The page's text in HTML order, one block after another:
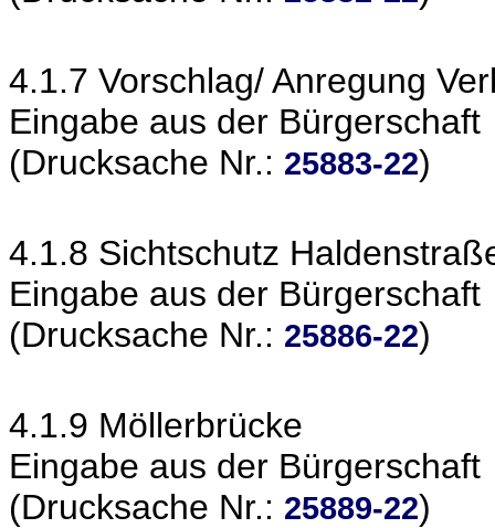
4.1.7 Vorschlag/ Anregung
Eingabe aus der Bürgerschaft
(Drucksache Nr.: 25883-22)
4.1.8 Sichtschutz
Eingabe aus der Bürgerschaft
(Drucksache Nr.: 25886-22)
4.1.9 Möllerbrücke
Eingabe aus der Bürgerschaft
(Drucksache Nr.: 25889-22)